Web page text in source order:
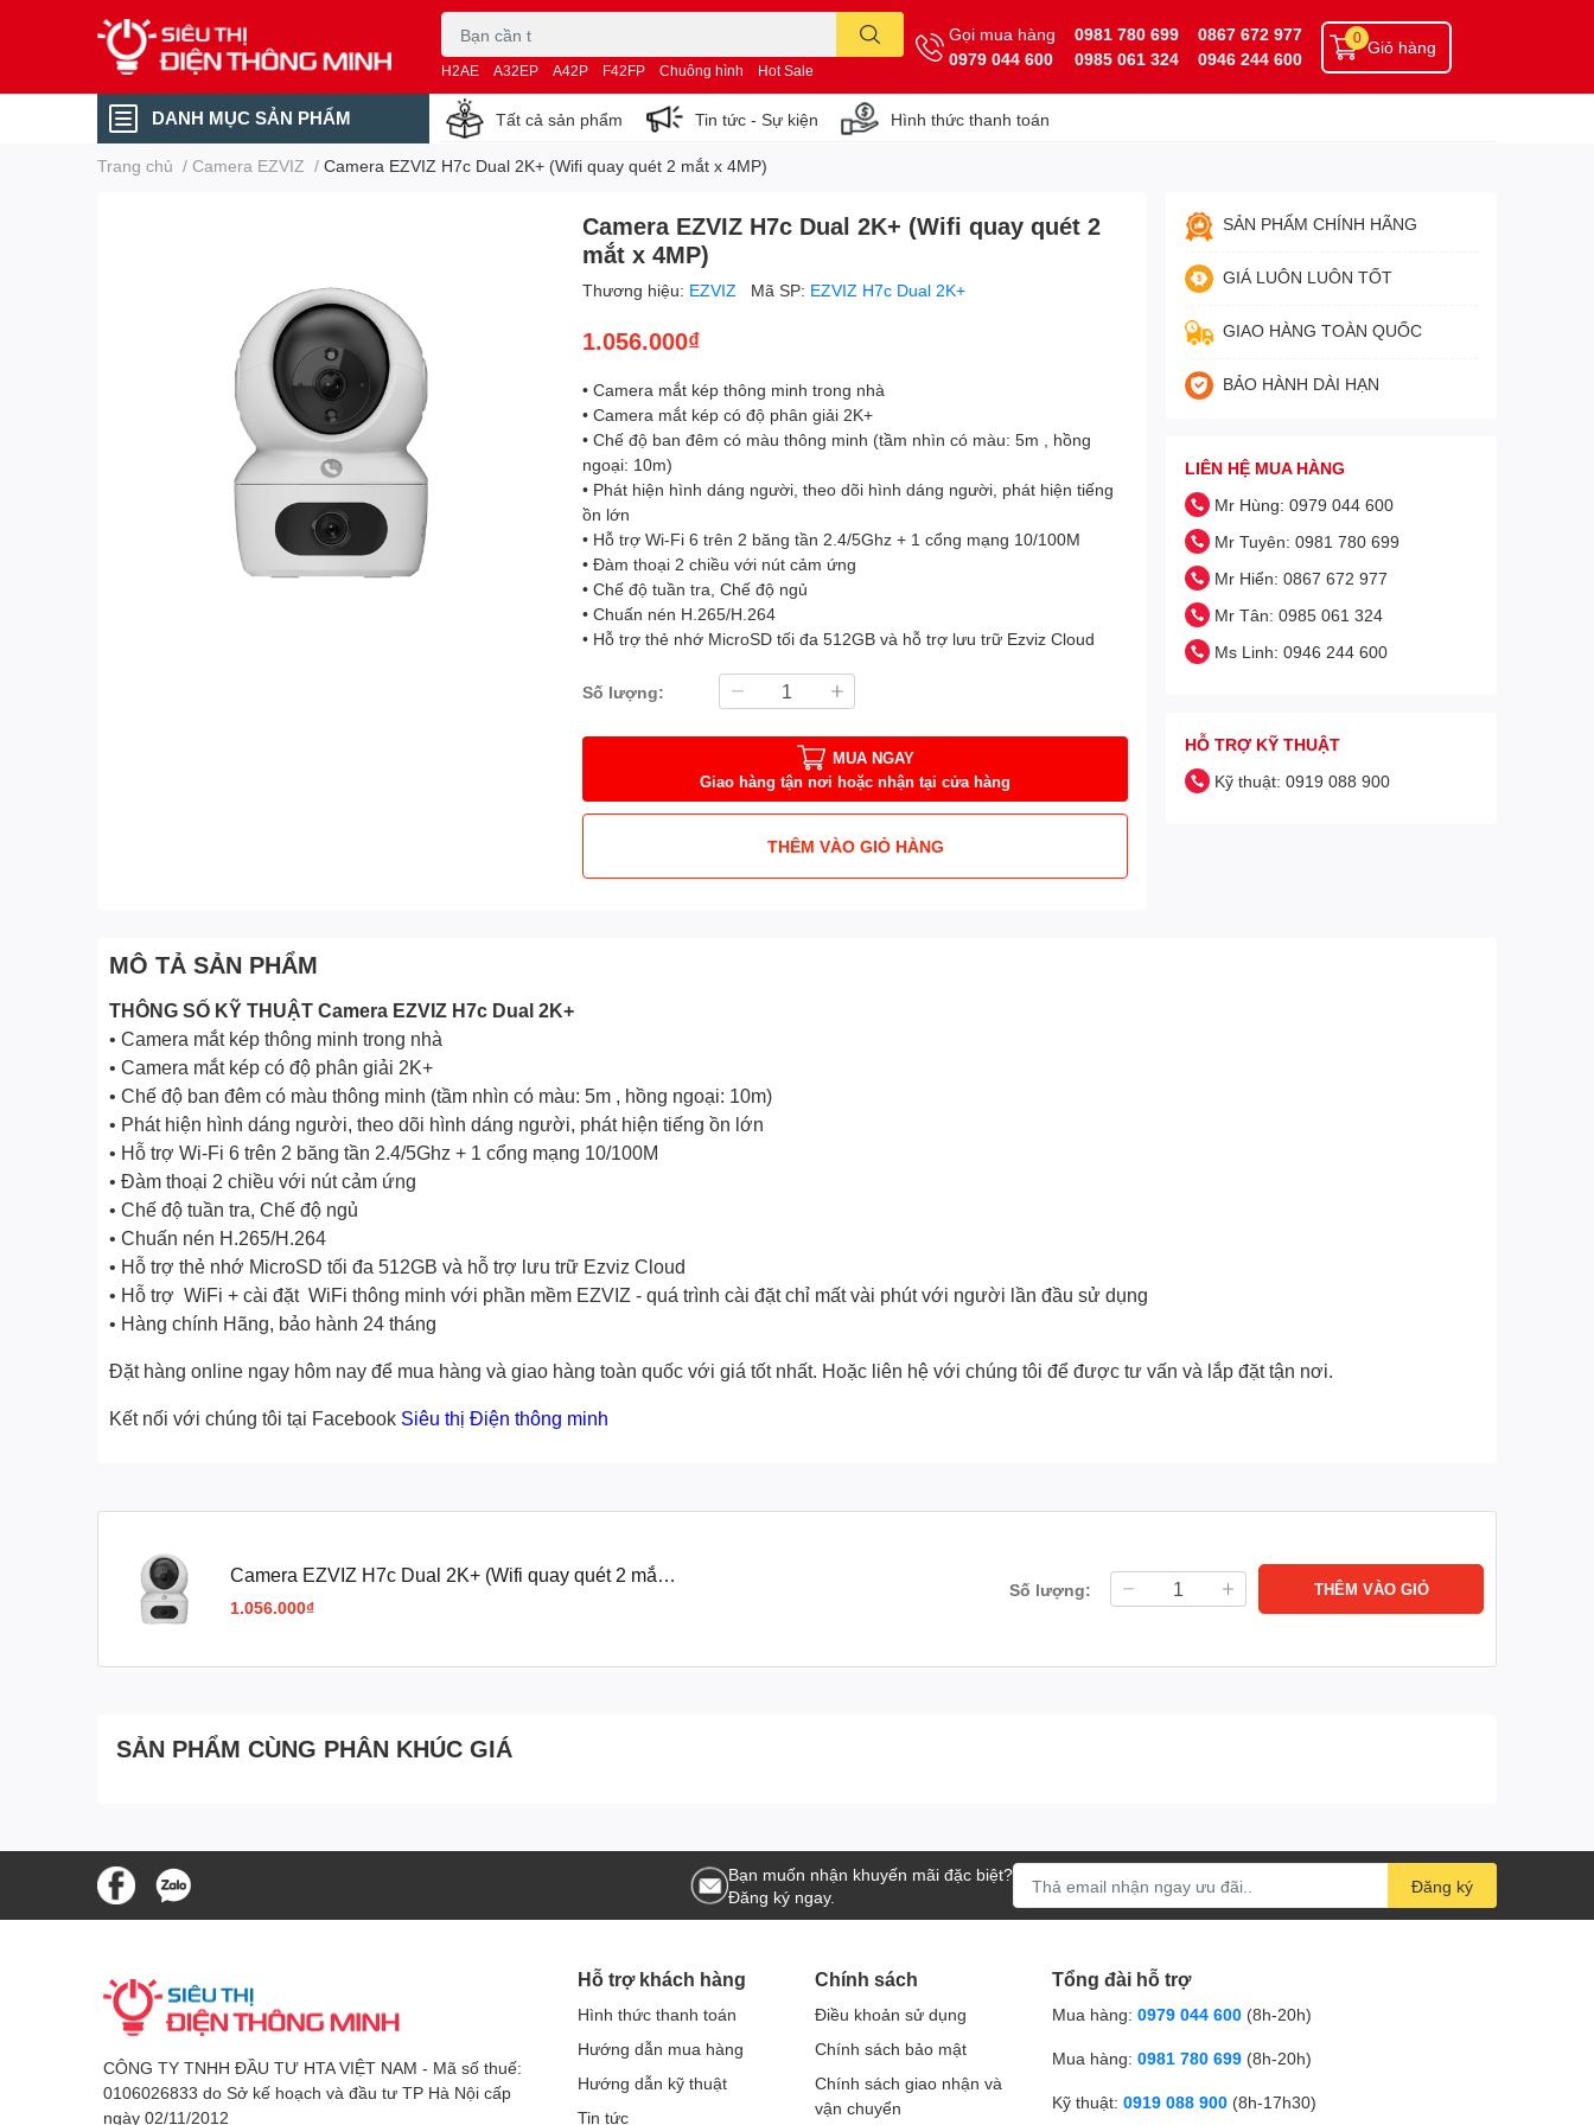
H2AE A32EP A42P F42FP Chuông hình Hot Sale
Gọi mua hàng
0979 044 600
0981 780 699
0985 061 324
0867 672 977
0946 244 600
Giỏ hàng
0
DANH MỤC SẢN PHẨM Tất cả sản phẩm Tin tức - Sự kiện Hình thức thanh toán
Trang chủ / Camera EZVIZ / Camera EZVIZ H7c Dual 2K+ (Wifi quay quét 2 mắt x 4MP)
Camera EZVIZ H7c Dual 2K+ (Wifi quay quét 2
mắt x 4MP)
Thương hiệu: EZVIZ Mã SP: EZVIZ H7c Dual 2K+
1.056.000₫
• Camera mắt kép thông minh trong nhà
• Camera mắt kép có độ phân giải 2K+
• Chế độ ban đêm có màu thông minh (tầm nhìn có màu: 5m , hồng
ngoại: 10m)
• Phát hiện hình dáng người, theo dõi hình dáng người, phát hiện tiếng
ồn lớn
• Hỗ trợ Wi-Fi 6 trên 2 băng tần 2.4/5Ghz + 1 cổng mạng 10/100M
• Đàm thoại 2 chiều với nút cảm ứng
• Chế độ tuần tra, Chế độ ngủ
• Chuấn nén H.265/H.264
• Hỗ trợ thẻ nhớ MicroSD tối đa 512GB và hỗ trợ lưu trữ Ezviz Cloud
Số lượng:
MUA NGAY
Giao hàng tận nơi hoặc nhận tại cửa hàng
THÊM VÀO GIỎ HÀNG
SẢN PHẨM CHÍNH HÃNG
GIÁ LUÔN LUÔN TỐT
GIAO HÀNG TOÀN QUỐC
BẢO HÀNH DÀI HẠN
LIÊN HỆ MUA HÀNG
Mr Hùng: 0979 044 600
Mr Tuyên: 0981 780 699
Mr Hiển: 0867 672 977
Mr Tân: 0985 061 324
Ms Linh: 0946 244 600
HỖ TRỢ KỸ THUẬT
Kỹ thuật: 0919 088 900
MÔ TẢ SẢN PHẨM
THÔNG SỐ KỸ THUẬT Camera EZVIZ H7c Dual 2K+
• Camera mắt kép thông minh trong nhà
• Camera mắt kép có độ phân giải 2K+
• Chế độ ban đêm có màu thông minh (tầm nhìn có màu: 5m , hồng ngoại: 10m)
• Phát hiện hình dáng người, theo dõi hình dáng người, phát hiện tiếng ồn lớn
• Hỗ trợ Wi-Fi 6 trên 2 băng tần 2.4/5Ghz + 1 cổng mạng 10/100M
• Đàm thoại 2 chiều với nút cảm ứng
• Chế độ tuần tra, Chế độ ngủ
• Chuấn nén H.265/H.264
• Hỗ trợ thẻ nhớ MicroSD tối đa 512GB và hỗ trợ lưu trữ Ezviz Cloud
• Hỗ trợ WiFi + cài đặt WiFi thông minh với phần mềm EZVIZ - quá trình cài đặt chỉ mất vài phút với người lần đầu sử dụng
• Hàng chính Hãng, bảo hành 24 tháng
Đặt hàng online ngay hôm nay để mua hàng và giao hàng toàn quốc với giá tốt nhất. Hoặc liên hệ với chúng tôi để được tư vấn và lắp đặt tận nơi.
Kết nối với chúng tôi tại Facebook Siêu thị Điện thông minh
Camera EZVIZ H7c Dual 2K+ (Wifi quay quét 2 mắt x
4MP)
1.056.000₫
Số lượng: THÊM VÀO GIỎ
SẢN PHẨM CÙNG PHÂN KHÚC GIÁ
Bạn muốn nhận khuyến mãi đặc biệt?
Đăng ký ngay.
Đăng ký
CÔNG TY TNHH ĐẦU TƯ HTA VIỆT NAM - Mã số thuế:
0106026833 do Sở kế hoạch và đầu tư TP Hà Nội cấp
ngày 02/11/2012
Hỗ trợ khách hàng
Hình thức thanh toán
Hướng dẫn mua hàng
Hướng dẫn kỹ thuật
Tin tức
Chính sách
Điều khoản sử dụng
Chính sách bảo mật
Chính sách giao nhận và
vận chuyển
Tổng đài hỗ trợ
Mua hàng: 0979 044 600 (8h-20h)
Mua hàng: 0981 780 699 (8h-20h)
Kỹ thuật: 0919 088 900 (8h-17h30)